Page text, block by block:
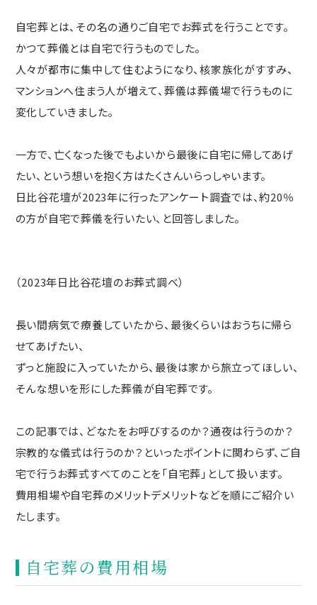
自宅葬とは、その名の通りご自宅でお葬式を行うことです。
かつて葬儀とは自宅で行うものでした。
人々が都市に集中して住むようになり、核家族化がすすみ、
マンションへ住まう人が増えて、葬儀は葬儀場で行うものに
変化していきました。
一方で、亡くなった後でもよいから最後に自宅に帰してあげ
たい、という想いを抱く方はたくさんいらっしゃいます。
日比谷花壇が2023年に行ったアンケート調査では、約20％
の方が自宅で葬儀を行いたい、と回答しました。
（2023年日比谷花壇のお葬式調べ）
長い間病気で療養していたから、最後くらいはおうちに帰ら
せてあげたい、
ずっと施設に入っていたから、最後は家から旅立ってほしい、
そんな想いを形にした葬儀が自宅葬です。
この記事では、どなたをお呼びするのか？通夜は行うのか？
宗教的な儀式は行うのか？といったポイントに関わらず、ご自
宅で行うお葬式すべてのことを「自宅葬」として扱います。
費用相場や自宅葬のメリットデメリットなどを順にご紹介い
たします。
自宅葬の費用相場